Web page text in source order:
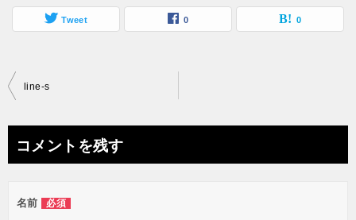
Tweet 0 0
投
ビ
ー
line-s
コメントを残す
名前 必須